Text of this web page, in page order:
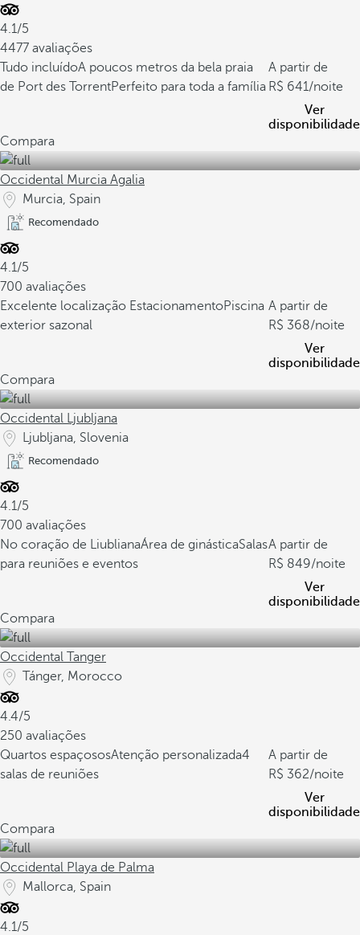
4.1/5
4477 avaliações
Tudo incluídoA poucos metros da bela praia
de Port des TorrentPerfeito para toda a família
A partir de
641/noite
Ver
disponibilidade
Compara
Occidental Murcia Agalia
Murcia, Spain
Recomendado
4.1/5
700 avaliações
Excelente localização EstacionamentoPiscina
exterior sazonal
A partir de
368/noite
Ver
disponibilidade
Compara
Occidental Ljubljana
Ljubljana, Slovenia
Recomendado
4.1/5
700 avaliações
No coração de LiublianaÁrea de ginásticaSalas
para reuniões e eventos
A partir de
849/noite
Ver
disponibilidade
Compara
Occidental Tanger
Tánger, Morocco
4.4/5
250 avaliações
Quartos espaçososAtenção personalizada4
salas de reuniões
A partir de
362/noite
Ver
disponibilidade
Compara
Occidental Playa de Palma
Mallorca, Spain
4.1/5